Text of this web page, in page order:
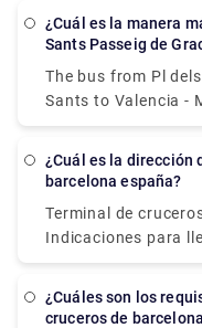
comienzo al día
económico y
pocos minutos a
todo lo que
económico para
¿Cuál es la manera más rápida de llegar a Barcelona
Sants Passeig de
The bus from Pl
Sants to Valencia -
incluyendo
Passeig de Gràcia
¿Cuál es la dirección del puerto de cruceros de
barcelona españa?
Terminal de
Indicaciones para
siguiente manera:
millas,
¿Cuáles son los requisitos de edad para el puerto de
cruceros de